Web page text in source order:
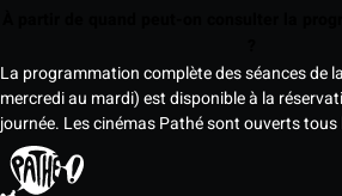
La programmation complète des séances de
mercredi au mardi) est disponible à la
journée. Les cinémas Pathé sont ouverts tous